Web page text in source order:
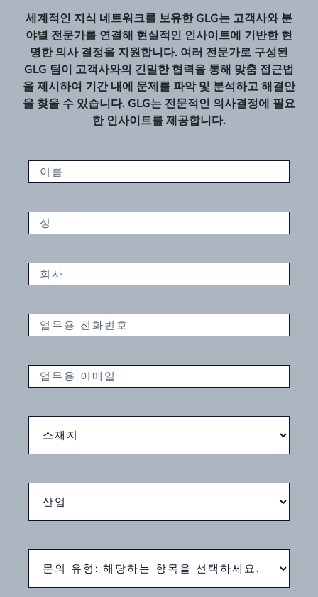
세계적인 지식 네트워크를 보유한 GLG는 고객사와 분
야별 전문가를 연결해 현실적인 인사이트에 기반한 현
명한 의사 결정을 지원합니다. 여러 전문가로 구성된
GLG 팀이 고객사와의 긴밀한 협력을 통해 맞춤 접근법
을 제시하여 기간 내에 문제를 파악 및 분석하고 해결안
을 찾을 수 있습니다. GLG는 전문적인 의사결정에 필요
한 인사이트를 제공합니다.